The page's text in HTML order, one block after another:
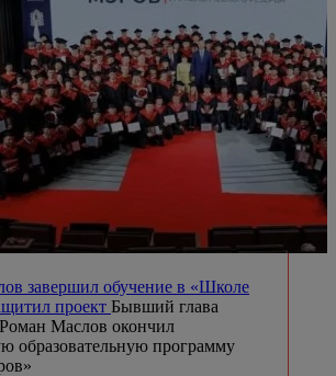
завершил обучение в «Школе
проект Бывший глава
Маслов окончил
образовательную программу